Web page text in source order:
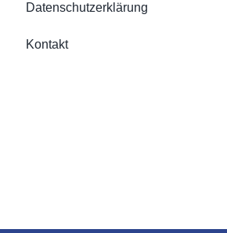
Datenschutzerklärung
Kontakt